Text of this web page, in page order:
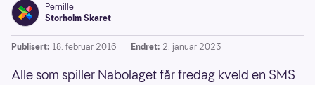
Pernille
Storholm Skaret
Publisert: 18. februar 2016 Endret: 2. januar 2023
Alle som spiller Nabolaget får fredag kveld en SMS